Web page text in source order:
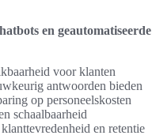
en geautomatiseerde
voor klanten
antwoorden bieden
op personeelskosten
schaalbaarheid
en retentie